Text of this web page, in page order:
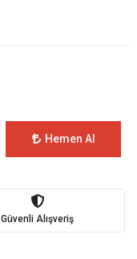
Hemen Al
Güvenli Alışveriş